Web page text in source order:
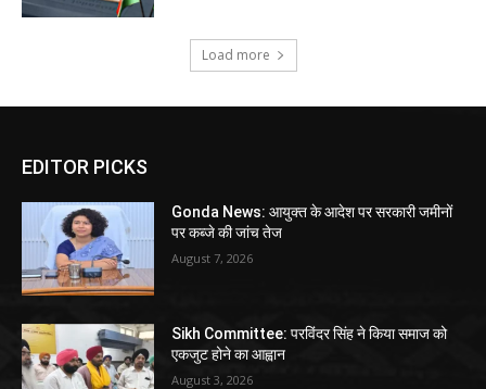
Load more
EDITOR PICKS
Gonda News: आयुक्त के आदेश पर सरकारी जमीनों
पर कब्जे की जांच तेज
August 7, 2026
Sikh Committee: परविंदर सिंह ने किया समाज को
एकजुट होने का आह्वान
August 3, 2026